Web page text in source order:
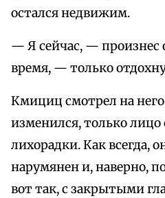
остался недвижим.
— Я сейчас, — произнес
время, — только
Кмициц смотрел на
изменился, только лицо
лихорадки. Как всегда,
нарумянен и, наверно,
вот так, с закрытыми